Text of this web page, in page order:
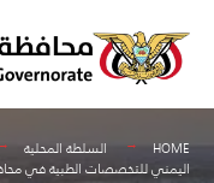
content
HOME السلطة المحلية
اليمني للتخصصات الطبية في
for: